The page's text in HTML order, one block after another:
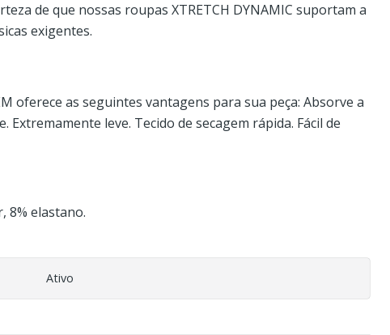
de que nossas roupas XTRETCH DYNAMIC suportam a
exigentes.
oferece as seguintes vantagens para sua peça: Absorve a
Extremamente leve. Tecido de secagem rápida. Fácil de
8% elastano.
Ativo